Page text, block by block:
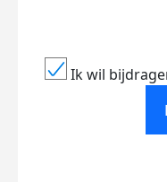
Ik wil